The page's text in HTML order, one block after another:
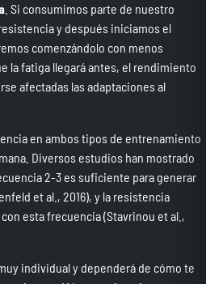
. Si consumimos parte de nuestro
y después iniciamos el
comenzándolo con menos
la fatiga llegará antes, el rendimiento
afectadas las adaptaciones al
en ambos tipos de entrenamiento
Diversos estudios han mostrado
2-3 es suficiente para generar
et al., 2016), y la resistencia
esta frecuencia (Stavrinou et al.,
individual y dependerá de cómo te